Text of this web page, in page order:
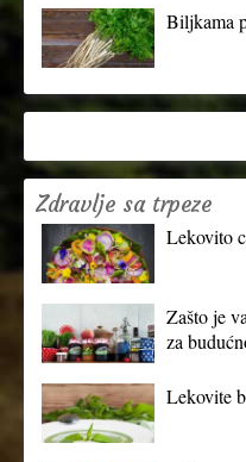
Biljkama
Zdravlje sa trpeze
Lekovito
Zašto je
za
Lekovite